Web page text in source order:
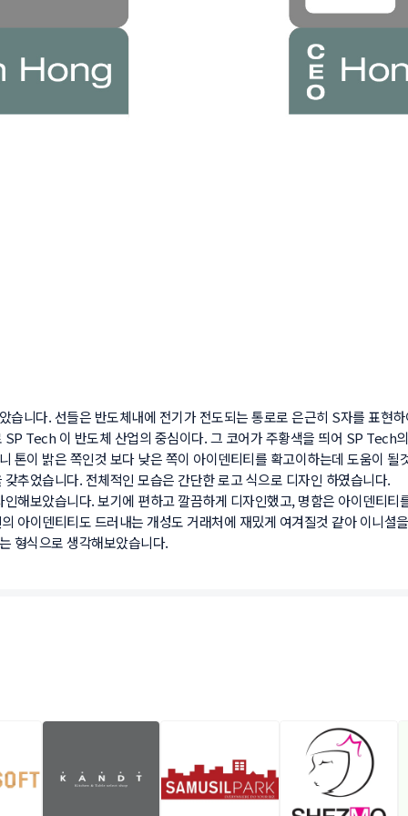
습니다. 선들은 반도체내에 전기가 전도되는 통로로 은근히 S자를 표현
Tech 이 반도체 산업의 중심이다. 그 코어가 주황색을 띄어 SP Tech
톤이 밝은 쪽인것 보다 낮은 쪽이 아이덴티티를 확고이하는데 도움이 될
추었습니다. 전체적인 모습은 간단한 로고 식으로 디자인 하였습니다.
해보았습니다. 보기에 편하고 깔끔하게 디자인했고, 명함은 아이덴티티
아이덴티티도 드러내는 개성도 거래처에 재밌게 여겨질것 같아 이니셜
형식으로 생각해보았습니다.